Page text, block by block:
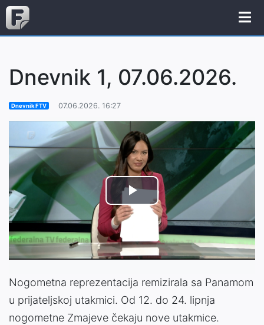
Dnevnik 1, 07.06.2026.
Dnevnik FTV 07.06.2026. 16:27
Play
Video
Nogometna reprezentacija remizirala sa Panamom
u prijateljskoj utakmici. Od 12. do 24. lipnja
nogometne Zmajeve čekaju nove utakmice.